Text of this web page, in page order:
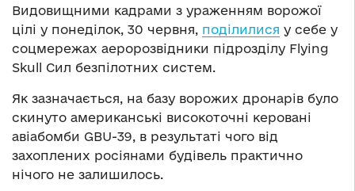
Видовищними кадрами з ураженням ворожої
цілі у понеділок, 30 червня, поділилися у себе у
соцмережах аеророзвідники підрозділу Flying
Skull Сил безпілотних систем.
Як зазначається, на базу ворожих дронарів було
скинуто американські високоточні керовані
авіабомби GBU-39, в результаті чого від
захоплених росіянами будівель практично
нічого не залишилось.